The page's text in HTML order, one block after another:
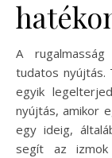
A
tudatos nyújtás.
egyik
nyújtás, amikor
egy ideig,
segít az izmok